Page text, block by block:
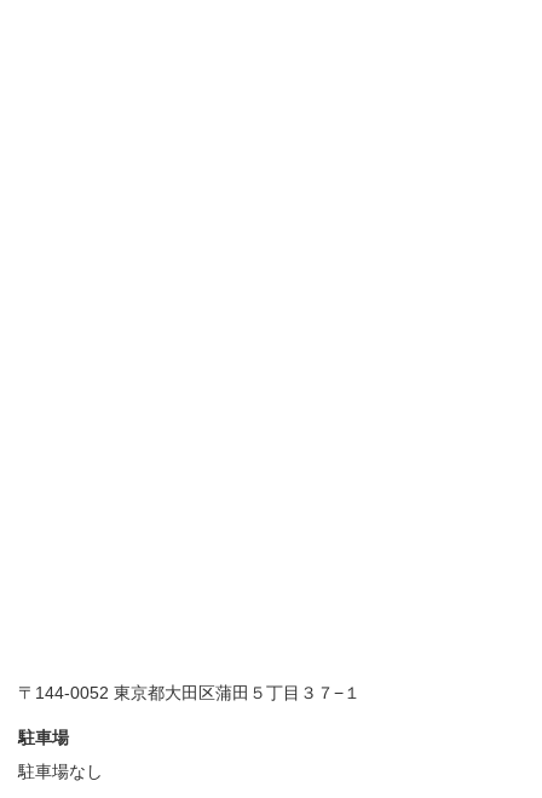
〒144-0052 東京都大田区蒲田５丁目３７−１
駐車場
駐車場なし